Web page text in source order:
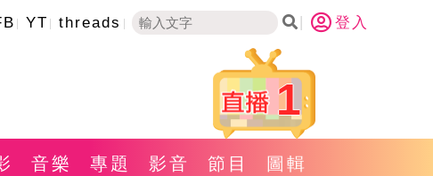
YT threads 登入
1
音樂 專題 影音 節目 圖輯